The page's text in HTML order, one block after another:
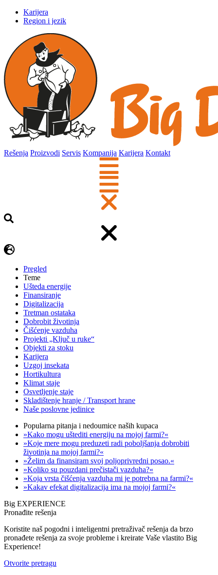
Karijera
Region i jezik
Rešenja Proizvodi Servis Kompanija Karijera Kontakt
Pregled
Teme
Ušteda energije
Finansiranje
Digitalizacija
Tretman ostataka
Dobrobit životinja
Čišćenje vazduha
Projekti „Ključ u ruke“
Objekti za stoku
Karijera
Uzgoj insekata
Hortikultura
Klimat staje
Osvetljenje staje
Skladištenje hranje / Transport hrane
Naše poslovne jedinice
Popularna pitanja i nedoumice naših kupaca
»Kako mogu uštediti energiju na mojoj farmi?«
»Koje mere mogu preduzeti radi poboljšanja dobrobiti
životinja na mojoj farmi?«
»Želim da finansiram svoj poljoprivredni posao.«
»Koliko su pouzdani prečistači vazduha?«
»Koja vrsta čišćenja vazduha mi je potrebna na farmi?«
»Kakav efekat digitalizacija ima na mojoj farmi?«
Big EXPERIENCE
Pronađite rešenja
Koristite naš pogodni i inteligentni pretraživač rešenja da brzo
pronađete rešenja za svoje probleme i kreirate Vaše vlastito Big
Experience!
Otvorite pretragu